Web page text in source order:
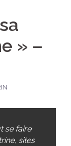
» –
se faire
sites